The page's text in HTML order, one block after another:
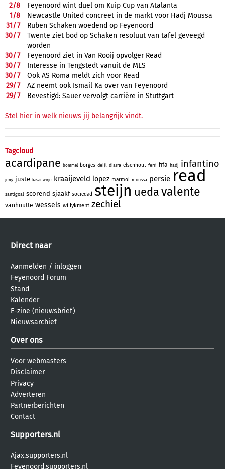
2/8
Feyenoord wint duel om Kuip Cup van Atalanta
1/8
Newcastle United concreet in de markt voor Hadj Moussa
31/7
Ruben Schaken woedend op Feyenoord
30/7
Twente ziet bod op Schaken resoluut van tafel geveegd
worden
30/7
Feyenoord ziet in Van Rooij opvolger Read
30/7
Interesse in Tengstedt vanuit de MLS
30/7
Ook AS Roma meldt zich voor Read
29/7
AZ neemt ook Ismail Ka over van Feyenoord
29/7 Bevestigd: Sauer vervolgt carrière in Stuttgart
Stel hier in welk nieuws jij belangrijk vindt.
Tagcloud
acardipane bommel borges deijl diarra elsenhout ferri fifa hadj infantino
jong juste kasanwirjo kraaijeveld lopez marmol moussa persie read
santigoal scorend sjaakf sociedad steijn uedavalente
vanhoutte wessels willykment zechiel
Direct naar
Aanmelden / inloggen
Feyenoord Forum
Stand
Kalender
E-zine (nieuwsbrief)
Nieuwsarchief
Over ons
Voor webmasters
Disclaimer
Privacy
Adverteren
Partnerberichten
Contact
Supporters.nl
Ajax.supporters.nl
Feyenoord.supporters.nl